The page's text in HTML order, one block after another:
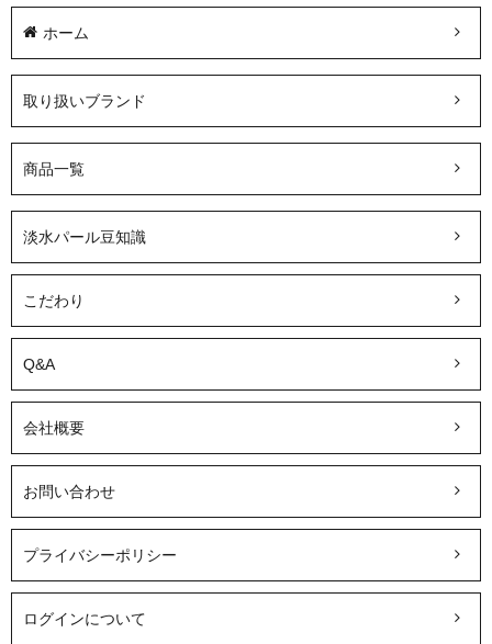
ホーム
取り扱いブランド
商品一覧
淡水パール豆知識
こだわり
Q&A
会社概要
お問い合わせ
プライバシーポリシー
ログインについて